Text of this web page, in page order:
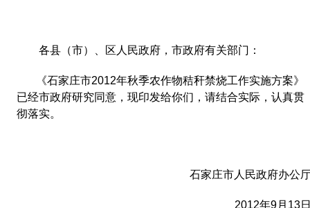
各县（市）、区人民政府，市政府有关部门：
《石家庄市2012年秋季农作物秸秆禁烧工作实施方案》
已经市政府研究同意，现印发给你们，请结合实际，认真贯
彻落实。
石家庄市人民政府办公
2012年9月 13